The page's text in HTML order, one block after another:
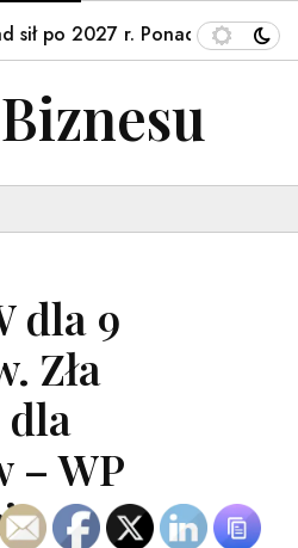
po 2027 r. Ponad połowa
dla 9
Zła
dla
– WP